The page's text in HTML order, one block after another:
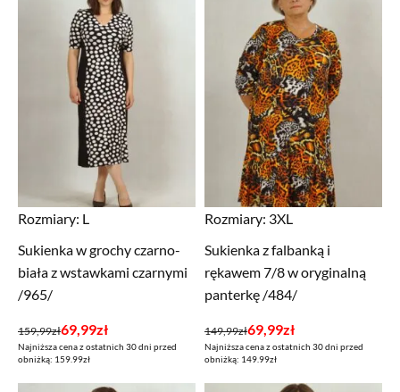
Rozmiary: L
Sukienka w grochy czarno-
biała z wstawkami czarnymi
/965/
159,99zł
Pierwotna
cena
69,99zł
Aktualna
cena
Najniższa cena z ostatnich 30 dni przed
obniżką: 159.99zł
Rozmiary: 3XL
Sukienka z falbanką i
rękawem 7/8 w oryginalną
panterkę /484/
149,99zł
Pierwotna
cena
69,99zł
Aktualna
cena
Najniższa cena z ostatnich 30 dni przed
obniżką: 149.99zł